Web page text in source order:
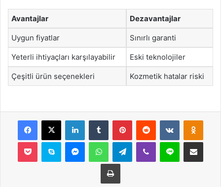
Avantajlar Dezavantajlar
Uygun fiyatlar Sınırlı garanti
Yeterli ihtiyaçları karşılayabilir Eski teknolojiler
Çeşitli ürün seçenekleri Kozmetik hatalar riski
Facebook
X LinkedInTumblr PinterestReddit VKontakte
Pocket Skype MessengerWhatsAppTelegramViber Line E-Posta ile
Yazdır